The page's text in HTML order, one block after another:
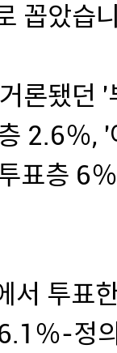
꼽았습
론됐던
2.6％, '
표층 6
서 투표
％-정